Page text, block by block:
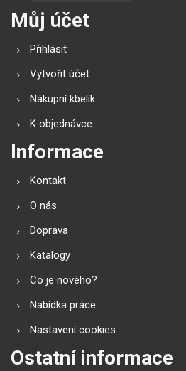
Můj účet
Přihlásit
Vytvořit účet
Nákupní kbelík
K objednávce
Informace
Kontakt
O nás
Doprava
Katalogy
Co je nového?
Nabídka práce
Nastavení cookies
Ostatní informace